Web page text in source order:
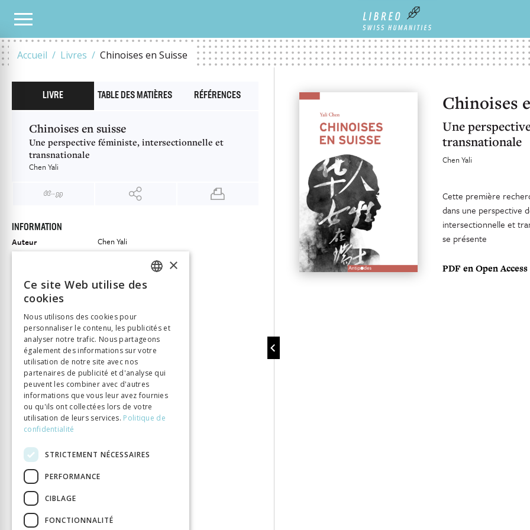
Accueil Livres Chinoises en Suisse
NOTRE CATALOGUE
Chinoises
Une
transnationale
Chen Yali
Cette première
dans une perspective
intersectionnelle et
se présente
PDF en Open Access
LIVRE TABLE DES MATIÈRES RÉFÉRENCES
Chinoises en suisse
Une perspective féministe, intersectionnelle et
transnationale
Chen Yali
INFORMATION
Auteur
Chen Yali
Nombre de pages
379
Parution
Type de livre
Monographie
DOI
10.33056/ANTIPODES.12497
ITALIAN
×
Ce site Web utilise des
cookies
Nous utilisons des cookies pour
personnaliser le contenu, les publicités et
analyser notre trafic. Nous partageons
également des informations sur votre
utilisation de notre site avec nos
partenaires de publicité et d'analyse qui
peuvent les combiner avec d'autres
informations que vous leur avez fournies
ou qu'ils ont collectées lors de votre
utilisation de leurs services. Politique de
confidentialité
STRICTEMENT NÉCESSAIRES
PERFORMANCE
CIBLAGE
FONCTIONNALITÉ